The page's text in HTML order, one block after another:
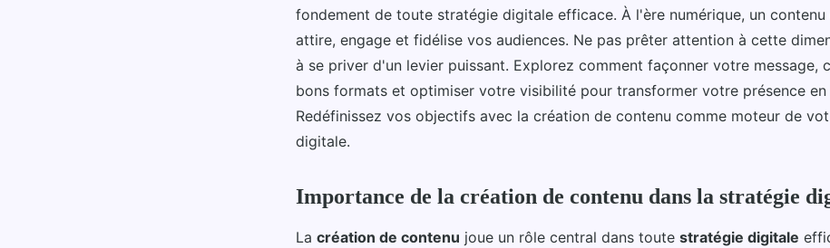
fondement de toute stratégie digitale efficace. À l'ère numérique, un
attire, engage et fidélise vos audiences. Ne pas prêter attention à cette
à se priver d'un levier puissant. Explorez comment façonner votre message,
bons formats et optimiser votre visibilité pour transformer votre présence en
Redéfinissez vos objectifs avec la création de contenu comme moteur de
digitale.
Importance de la création de contenu dans la stratégie
La création de contenu joue un rôle central dans toute stratégie digitale